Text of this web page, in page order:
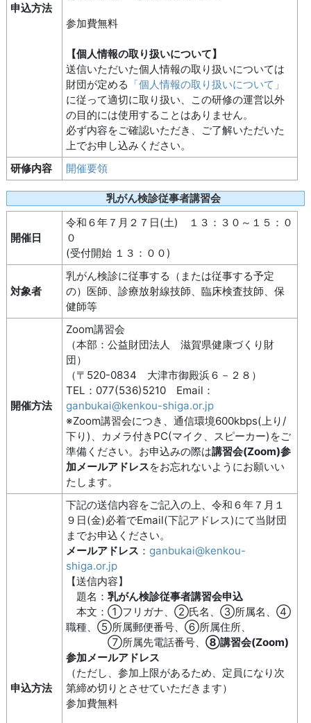
申込方法
参加費無料
【個人情報の取り扱いについて】
送信いただいた個人情報の取り扱いについては
財団が定める 「個人情報の取り扱いについて」
に従って適切に取り扱い、この研修の運営以外
の目的には使用することはありません。
必ず内容をご確認いただき、ご了解いただいた
上でお申し込みください。
研修内容
開催要領
乳がん検診従事者講習会
開催日
令和６年７月２７日(土) １３：３０～１５：０
０
(受付開始 １３：００)
対象者
乳がん検診に従事する（または従事する予定
の）医師、診療放射線技師、臨床検査技師、保
健師等
開催方法
Zoom講習会
（本部：公益財団法人 滋賀県健康づくり財
団）
（〒520-0834 大津市御殿浜６－２８）
TEL：077(536)5210 Email：
ganbukai@kenkou-shiga.or.jp
※Zoom講習会につき、通信環境600kbps(上り/
下り)、カメラ付きPC(マイク、スピーカー)をご
準備ください。お申込みの際は講習会(Zoom)参
加メールアドレスをお忘れないようにお願いい
たします。
申込方法
下記の送信内容をご記入の上、令和６年７月１
９日(金)必着でEmail(下記アドレス)にて当財団
までお申込ください。
メールアドレス ：ganbukai@kenkou-
shiga.or.jp
【送信内容】
題名：乳がん検診従事者講習会申込
本文：①フリガナ、②氏名、③所属名、④
職種、⑤所属郵便番号、⑥所属住所、
⑦所属先電話番号、⑧講習会(Zoom)
参加メールアドレス
（ただし、参加上限があるため、定員になり次
第締め切りとさせていただきます）
参加費無料